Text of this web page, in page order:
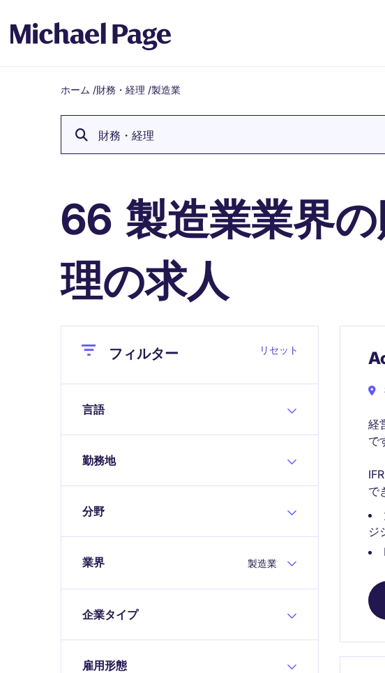
Breadcrumb
ホーム /財務・経理 /製造業
財務・経理
66 製造業業界
理の求人
Closeフィルター リセット
言語
勤務地
分野
業界 製造業
企業タイプ
雇用形態
経
で
で
ジ